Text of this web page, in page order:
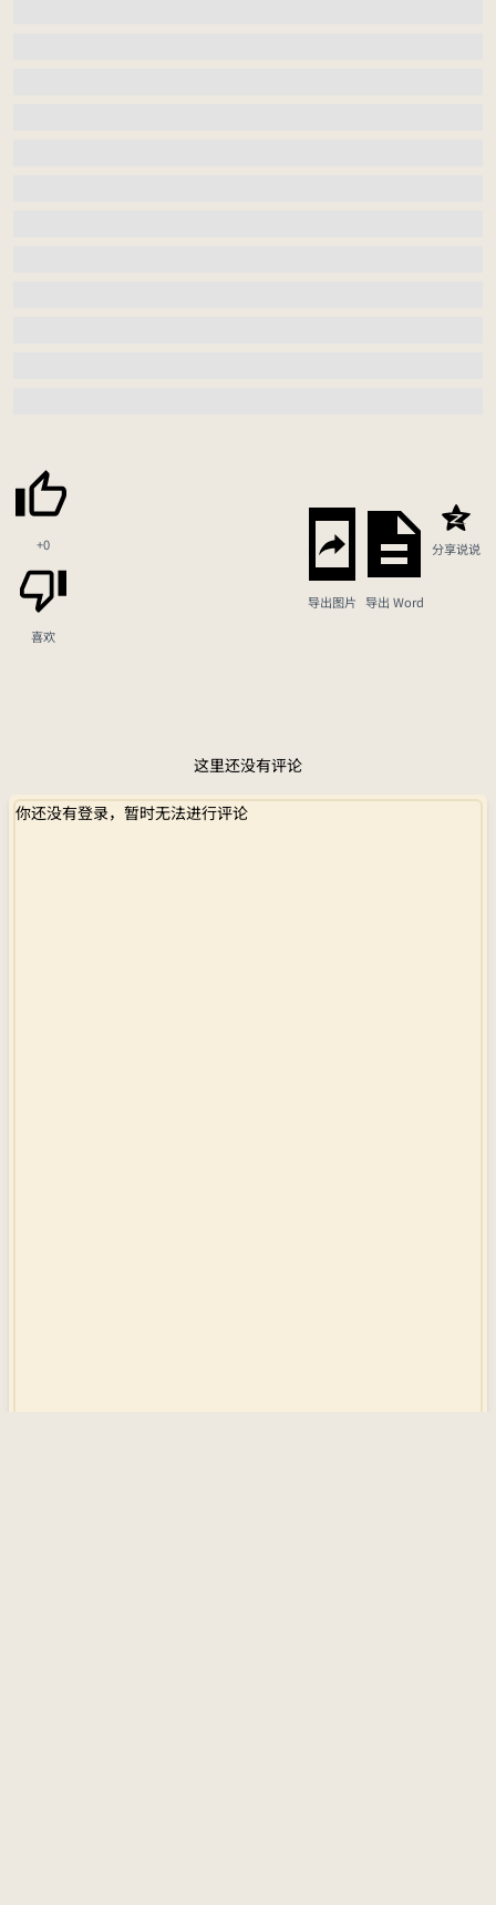
+0
喜欢
导出图片 导出 Word
分享说说
这里还没有评论
你还没有登录，暂时无法进行评论